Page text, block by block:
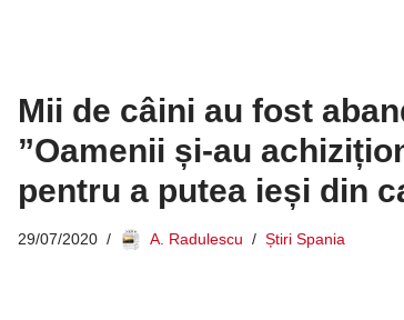
Mii de câini au fost
”Oamenii și-au
pentru a putea ieși din
29/07/2020 A. Radulescu Știri Spania